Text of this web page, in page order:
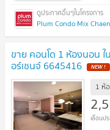
Plum Condo Mix
ขาย คอนโด 1 ห้องนอน ใ
อร์เชนจ์ 6645416 NEW !
1 ห้